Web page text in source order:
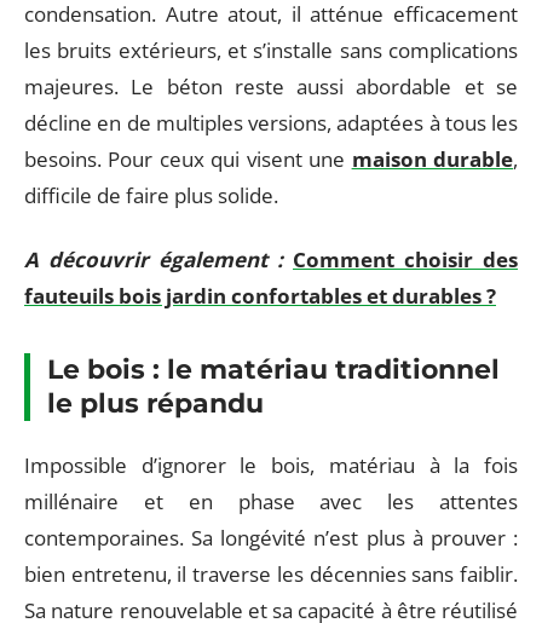
condensation. Autre atout, il atténue efficacement
les bruits extérieurs, et s’installe sans complications
majeures. Le béton reste aussi abordable et se
décline en de multiples versions, adaptées à tous les
besoins. Pour ceux qui visent une maison durable,
difficile de faire plus solide.
A découvrir également : Comment choisir des
fauteuils bois jardin confortables et durables ?
Le bois : le matériau traditionnel
le plus répandu
Impossible d’ignorer le bois, matériau à la fois
millénaire et en phase avec les attentes
contemporaines. Sa longévité n’est plus à prouver :
bien entretenu, il traverse les décennies sans faiblir.
Sa nature renouvelable et sa capacité à être réutilisé